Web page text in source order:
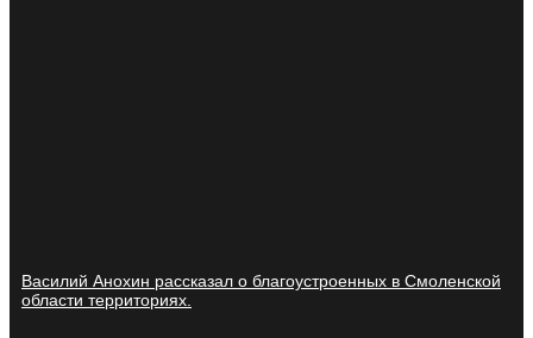
Василий Анохин рассказал о благоустроенных в Смоленской
области территориях.